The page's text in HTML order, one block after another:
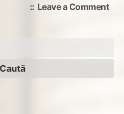
Leave a Commenton